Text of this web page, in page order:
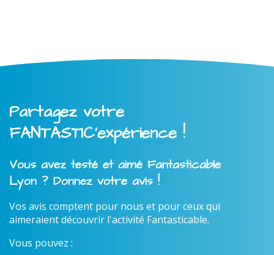
Partagez votre
FANTASTIC'expérience !
Vous avez testé et aimé Fantasticable
Lyon ? Donnez votre avis !
Vos avis comptent pour nous et pour ceux qui
aimeraient découvrir l'activité Fantasticable.
Vous pouvez :